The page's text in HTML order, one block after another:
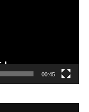
00:45